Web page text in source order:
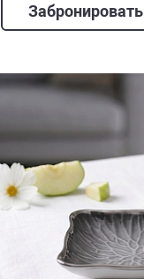
Забронировать